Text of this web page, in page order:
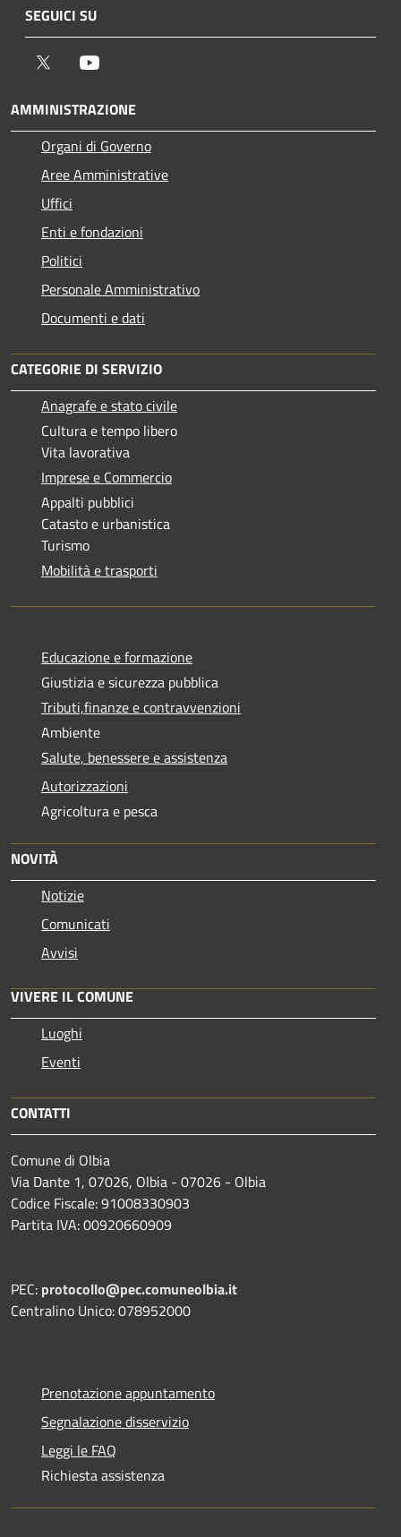
SEGUICI SU
Twitter
AMMINISTRAZIONE
Organi di Governo
Aree Amministrative
Uffici
Enti e fondazioni
Politici
Personale Amministrativo
Documenti e dati
CATEGORIE DI SERVIZIO
Anagrafe e stato civile
Cultura e tempo libero
Vita lavorativa
Imprese e Commercio
Appalti pubblici
Catasto e urbanistica
Turismo
Mobilità e trasporti
Educazione e formazione
Giustizia e sicurezza pubblica
Tributi,finanze e contravvenzioni
Ambiente
Salute, benessere e assistenza
Autorizzazioni
Agricoltura e pesca
NOVITÀ
Notizie
Comunicati
Avvisi
VIVERE IL COMUNE
Luoghi
Eventi
CONTATTI
Comune di Olbia
Via Dante 1, 07026, Olbia - 07026 - Olbia
Codice Fiscale: 91008330903
Partita IVA: 00920660909
PEC: protocollo@pec.comuneolbia.it
Centralino Unico: 078952000
Prenotazione appuntamento
Segnalazione disservizio
Leggi le FAQ
Richiesta assistenza